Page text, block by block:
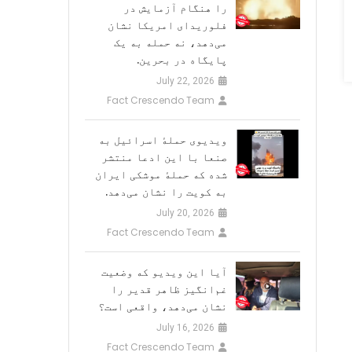
را هنگام آزمایش در
فلوریدای امریکا نشان
می‌دهد، نه حمله به یک
پایگاه در بحرین.
July 22, 2026
Fact Crescendo Team
ویدیوی حملهٔ اسرائیل به
صنعا با این ادعا منتشر
شده که حملهٔ موشکی ایران
به کویت را نشان می‌دهد.
July 20, 2026
Fact Crescendo Team
آیا این ویدیو که وضعیت
غم‌انگیز ظاهر قدیر را
نشان می‌دهد، واقعی است؟
July 16, 2026
Fact Crescendo Team